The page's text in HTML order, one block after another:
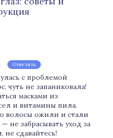
Ответить
с проблемой
чуть не запаниковала!
масками из
и витамины пила.
волосы ожили и стали
не забрасывать уход за
не сдавайтесь!